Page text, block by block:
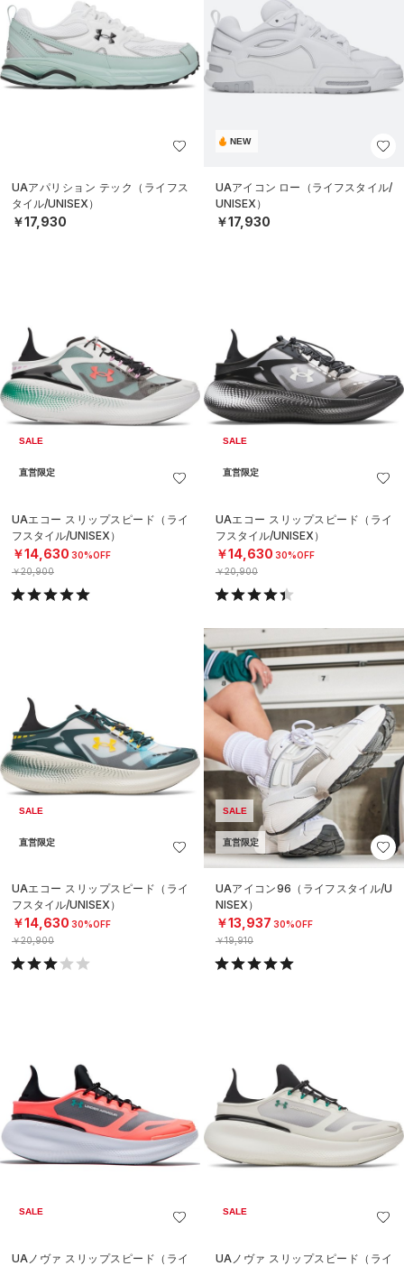
UAアパリション テック（ライフス
タイル/UNISEX）
￥17,930
NEW
UAアイコン ロー（ライフスタイル/
UNISEX）
￥17,930
SALE
直営限定
UAエコー スリップスピード（ライ
フスタイル/UNISEX）
￥14,630 30%OFF
￥20,900
SALE
直営限定
UAエコー スリップスピード（ライ
フスタイル/UNISEX）
￥14,630 30%OFF
￥20,900
SALE
直営限定
UAエコー スリップスピード（ライ
フスタイル/UNISEX）
￥14,630 30%OFF
￥20,900
SALE
直営限定
UAアイコン96（ライフスタイル/U
NISEX）
￥13,937 30%OFF
￥19,910
SALE
UAノヴァ スリップスピード（ライ
SALE
UAノヴァ スリップスピード（ライ